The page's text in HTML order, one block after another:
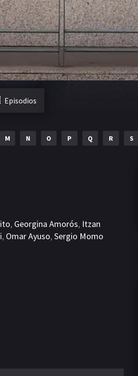
Episodios
M N O P Q R S
, Georgina Amorós, Itzan
, Omar Ayuso,Sergio Momo